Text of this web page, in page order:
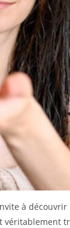
à
véritablement